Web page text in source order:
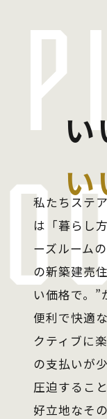
い
私たちステ
は「暮らし
ーズルーム
の新築建売
い価格で。”
便利で快適
クティブに
の支払いが
圧迫するこ
好立地なそ